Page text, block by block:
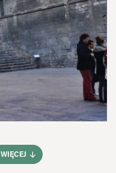
WIĘCEJ